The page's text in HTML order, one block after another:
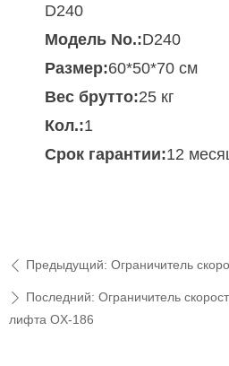
D240
Модель No.:D240
Размер:60*50*70 см
Вес брутто:25 кг
Кол.:1
Срок гарантии:12
ꄴ Предыдущий: Ограничитель
ꄲ Последний: Ограничитель
лифта OX-186